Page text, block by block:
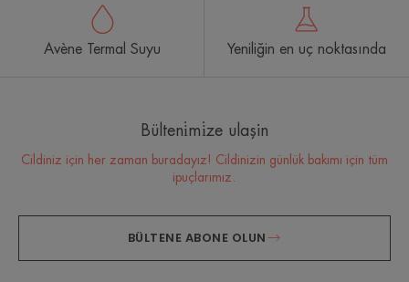
Avène Termal Suyu Yeniliğin en uç noktasında
Bülteni̇mi̇ze ulaşin
Cildiniz için her zaman buradayız! Cildinizin günlük bakımı için tüm
ipuçlarımız.
BÜLTENE ABONE OLUN